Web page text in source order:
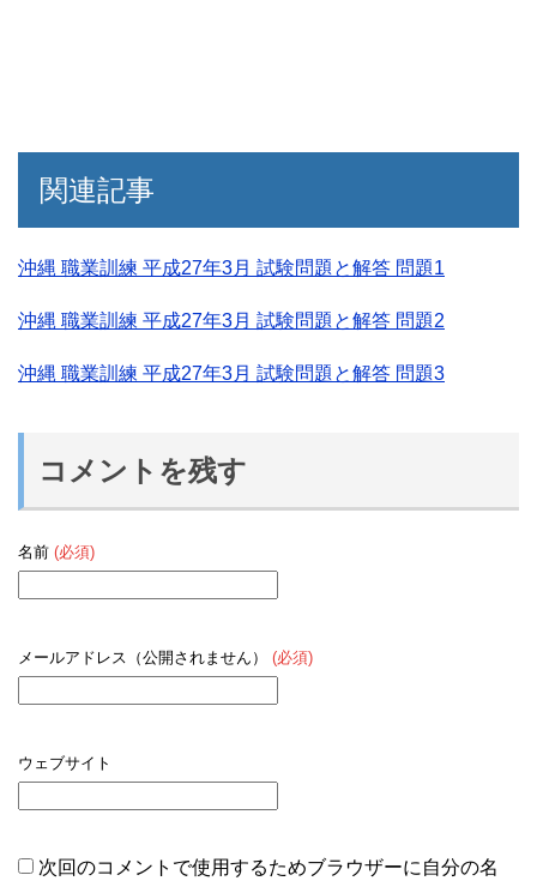
関連記事
沖縄 職業訓練 平成27年3月 試験問題と解答 問題1
沖縄 職業訓練 平成27年3月 試験問題と解答 問題2
沖縄 職業訓練 平成27年3月 試験問題と解答 問題3
コメントを残す
名前 (必須)
メールアドレス（公開されません） (必須)
ウェブサイト
次回のコメントで使用するためブラウザーに自分の名